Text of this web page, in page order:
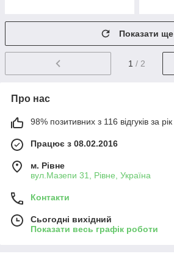
Показати ще
1 / 2
Про нас
98% позитивних з 116 відгуків за рік
Працює з 08.02.2016
м. Рівне
вул.Мазепи 31, Рівне, Україна
Контакти
Сьогодні вихідний
Показати весь графік роботи